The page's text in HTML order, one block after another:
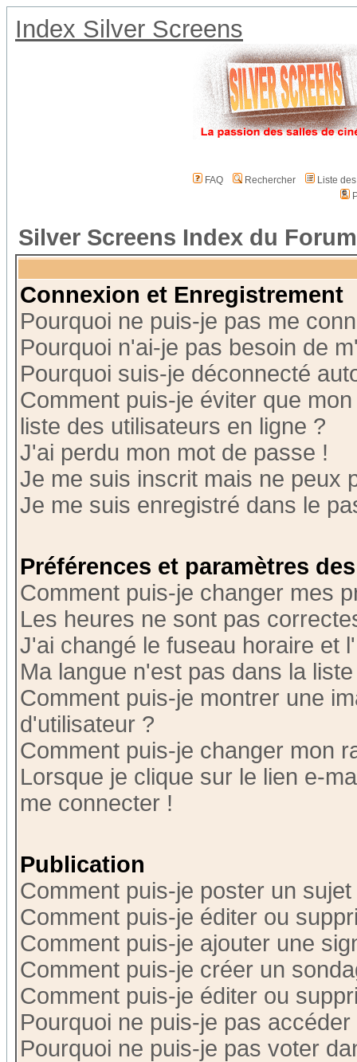
Index Silver Screens
FAQ Rechercher
Liste
Silver Screens Index du Forum
Connexion et Enregistrement
Pourquoi ne puis-je pas me
Pourquoi n'ai-je pas besoin de
Pourquoi suis-je déconnecté
Comment puis-je éviter que
liste des utilisateurs en ligne ?
J'ai perdu mon mot de passe !
Je me suis inscrit mais ne peux
Je me suis enregistré dans le
Préférences et paramètres
Comment puis-je changer mes
Les heures ne sont pas
J'ai changé le fuseau horaire et
Ma langue n'est pas dans la
Comment puis-je montrer une
d'utilisateur ?
Comment puis-je changer mon
Lorsque je clique sur le lien e-
me connecter !
Publication
Comment puis-je poster un
Comment puis-je éditer ou
Comment puis-je ajouter une
Comment puis-je créer un
Comment puis-je éditer ou
Pourquoi ne puis-je pas
Pourquoi ne puis-je pas voter